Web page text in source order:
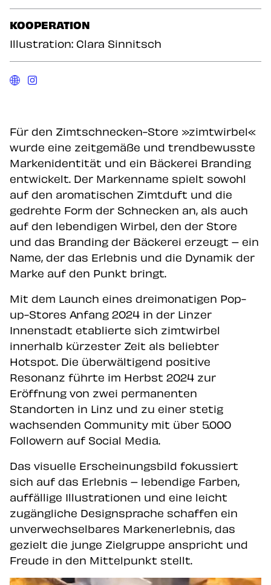
Für den Zimtschnecken-Store »zimtwirbel«
wurde eine zeitgemäße und trendbewusste
Markenidentität und ein Bäckerei Branding
entwickelt. Der Markenname spielt sowohl
auf den aromatischen Zimtduft und die
gedrehte Form der Schnecken an, als auch
auf den lebendigen Wirbel, den der Store
und das Branding der Bäckerei erzeugt – ein
Name, der das Erlebnis und die Dynamik der
Marke auf den Punkt bringt.
Mit dem Launch eines dreimonatigen Pop-
up-Stores Anfang 2024 in der Linzer
Innenstadt etablierte sich zimtwirbel
innerhalb kürzester Zeit als beliebter
Hotspot. Die überwältigend positive
Resonanz führte im Herbst 2024 zur
Eröffnung von zwei permanenten
Standorten in Linz und zu einer stetig
wachsenden Community mit über 5.000
Followern auf Social Media.
Das visuelle Erscheinungsbild fokussiert
sich auf das Erlebnis – lebendige Farben,
auffällige Illustrationen und eine leicht
zugängliche Designsprache schaffen ein
unverwechselbares Markenerlebnis, das
gezielt die junge Zielgruppe anspricht und
Freude in den Mittelpunkt stellt.
KOOPERATION
Illustration: Clara Sinnitsch